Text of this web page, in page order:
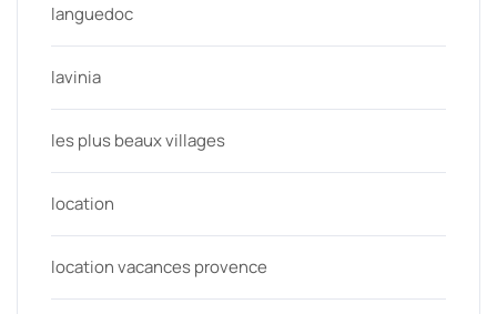
languedoc
lavinia
les plus beaux villages
location
location vacances provence